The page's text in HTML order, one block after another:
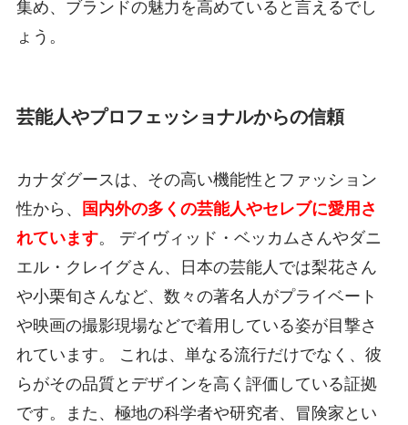
集め、ブランドの魅力を高めていると言えるでし
ょう。
芸能人やプロフェッショナルからの信頼
カナダグースは、その高い機能性とファッション
性から、
国内外の多くの芸能人やセレブに愛用さ
れています。 デイヴィッド・ベッカムさんやダニ
エル・クレイグさん、日本の芸能人では梨花さん
や小栗旬さんなど、数々の著名人がプライベート
や映画の撮影現場などで着用している姿が目撃さ
れています。 これは、単なる流行だけでなく、彼
らがその品質とデザインを高く評価している証拠
です。また、極地の科学者や研究者、冒険家とい